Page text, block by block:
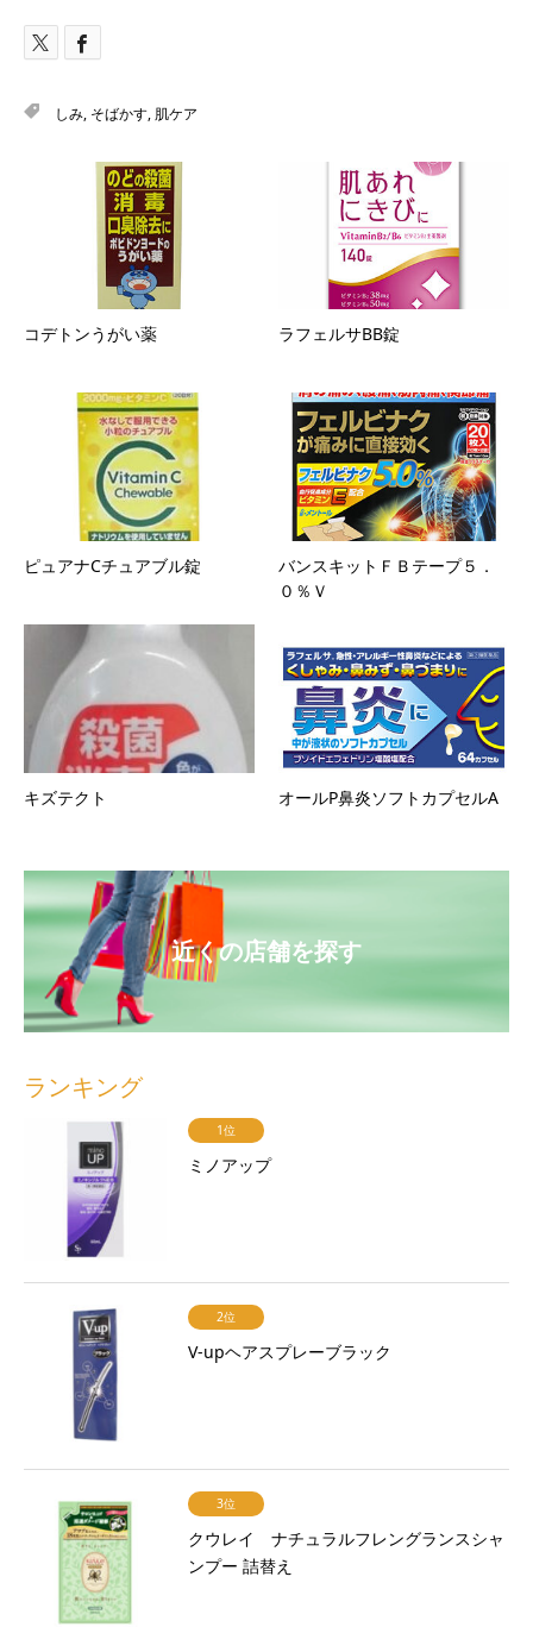
しみ, そばかす, 肌ケア
コデトンうがい薬 ラフェルサBB錠
ピュアナCチュアブル錠
バンスキットＦＢテープ５．
０％Ｖ
キズテクト オールP鼻炎ソフトカプセルA
近くの店舗を探す
ランキング
1位
ミノアップ
2位
V-upヘアスプレーブラック
3位
クウレイ ナチュラルフレングランスシャ
ンプー 詰替え